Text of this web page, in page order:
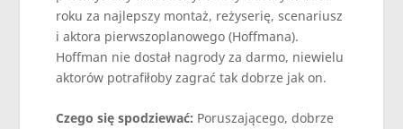
roku za najlepszy montaż, reżyserię, scenariusz
i aktora pierwszoplanowego (Hoffmana).
Hoffman nie dostał nagrody za darmo, niewielu
aktorów potrafiłoby zagrać tak dobrze jak on.
Czego się spodziewać: Poruszającego, dobrze